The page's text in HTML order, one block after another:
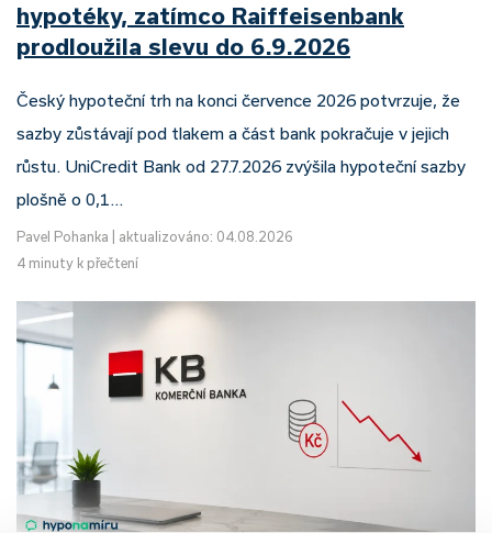
hypotéky, zatímco Raiffeisenbank
prodloužila slevu do 6.9.2026
Český hypoteční trh na konci července 2026 potvrzuje, že
sazby zůstávají pod tlakem a část bank pokračuje v jejich
růstu. UniCredit Bank od 27.7.2026 zvýšila hypoteční sazby
plošně o 0,1…
Pavel Pohanka
aktualizováno: 04.08.2026
4 minuty k přečtení